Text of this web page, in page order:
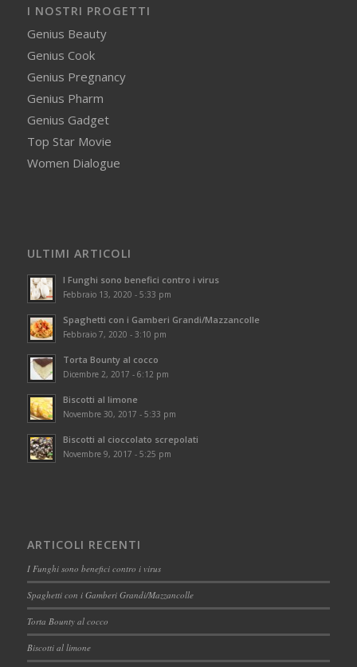
I NOSTRI PROGETTI
Genius Beauty
Genius Cook
Genius Pregnancy
Genius Pharm
Genius Gadget
Top Star Movie
Women Dialogue
ULTIMI ARTICOLI
I Funghi sono benefici contro i virus
Febbraio 13, 2020 - 5:33 pm
Spaghetti con i Gamberi Grandi/Mazzancolle
Febbraio 7, 2020 - 3:10 pm
Torta Bounty al cocco
Dicembre 2, 2017 - 6:12 pm
Biscotti al limone
Novembre 30, 2017 - 5:33 pm
Biscotti al cioccolato screpolati
Novembre 9, 2017 - 5:25 pm
ARTICOLI RECENTI
I Funghi sono benefici contro i virus
Spaghetti con i Gamberi Grandi/Mazzancolle
Torta Bounty al cocco
Biscotti al limone